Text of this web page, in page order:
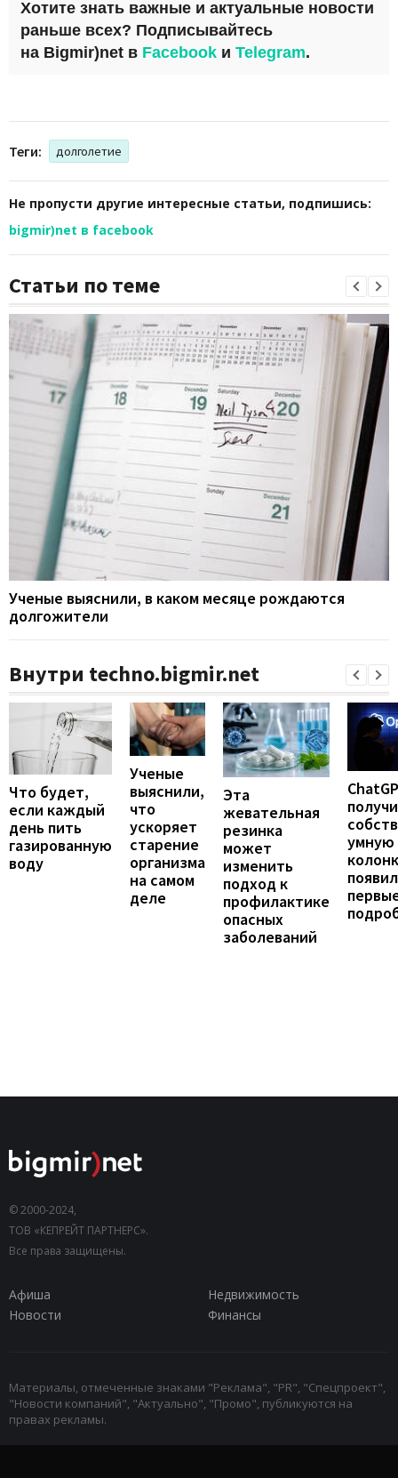
Хотите знать важные и актуальные новости
раньше всех? Подписывайтесь
на Bigmir)net в Facebook и Telegram.
Теги: долголетие
Не пропусти другие интересные статьи, подпишись:
bigmir)net в facebook
Статьи по теме
Ученые выяснили, в каком месяце рождаются
долгожители
Внутри techno.bigmir.net
Что будет,
если каждый
день пить
газированную
воду
Ученые
выяснили,
что
ускоряет
старение
организма
на самом
деле
Эта
жевательная
резинка
может
изменить
подход к
профилактике
опасных
заболеваний
умную
© 2000-2024,
ТОВ «КЕПРЕЙТ ПАРТНЕРС».
Все права защищены.
Афиша
Недвижимость
Новости
Финансы
Материалы, отмеченные знаками "Реклама", "PR", "Спецпроект",
"Новости компаний", "Актуально", "Промо", публикуются на
правах рекламы.